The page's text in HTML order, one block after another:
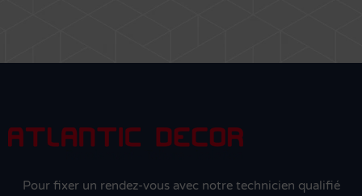
Pour fixer un rendez-vous avec notre technicien qualifié